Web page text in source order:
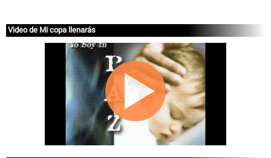
Video de Mi copa llenarás